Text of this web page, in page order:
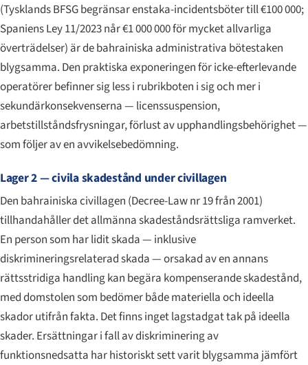
(Tysklands BFSG begränsar enstaka-incidents­böter till €100 000;
Spaniens Ley 11/2023 når €1 000 000 för mycket allvarliga
överträdelser) är de bahrainiska administrativa bötestaken
blygsamma. Den praktiska exponeringen för icke-efterlevande
operatörer befinner sig less i rubrikboten i sig och mer i
sekundärkonsekvenserna — licenssuspension,
arbets­tillståndsfrysningar, förlust av upphandlingsbehörighet —
som följer av en avvikelsebedömning.
Lager 2 — civila skadestånd under civillagen
Den bahrainiska civillagen (Decree-Law nr 19 från 2001)
tillhandahåller det allmänna skadeståndsrättsliga ramverket.
En person som har lidit skada — inklusive
diskrimineringsrelaterad skada — orsakad av en annans
rättsstridiga handling kan begära kompenserande skadestånd,
med domstolen som bedömer både materiella och ideella
skador utifrån fakta. Det finns inget lagstadgat tak på ideella
skader. Ersättningar i fall av diskriminering av
funktionsnedsatta har historiskt sett varit blygsamma jämfört